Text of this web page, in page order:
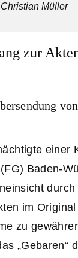
Müller
zur
einer
Baden-
im
zu
„Gebaren“